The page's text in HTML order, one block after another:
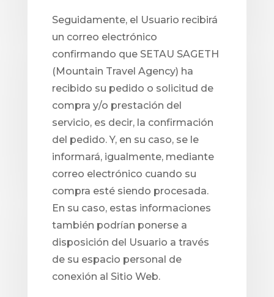
Seguidamente, el Usuario recibirá
un correo electrónico
confirmando que SETAU SAGETH
(Mountain Travel Agency) ha
recibido su pedido o solicitud de
compra y/o prestación del
servicio, es decir, la confirmación
del pedido. Y, en su caso, se le
informará, igualmente, mediante
correo electrónico cuando su
compra esté siendo procesada.
En su caso, estas informaciones
también podrían ponerse a
disposición del Usuario a través
de su espacio personal de
conexión al Sitio Web.